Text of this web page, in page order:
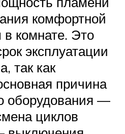
комфортной
комнате. Это
эксплуатации
так как
причина
оборудования —
циклов